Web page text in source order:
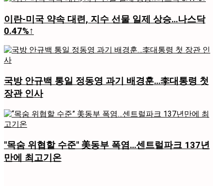
이란-미국 약속 대련, 지수 선물 일제 상승…나스닥
0.47%↑
국방 안규백 통일 정동영 과기 배경훈…李대통령 첫
장관 인사
"목숨 위협할 수준" 美동부 폭염…센트럴파크 137년
만에 최고기온